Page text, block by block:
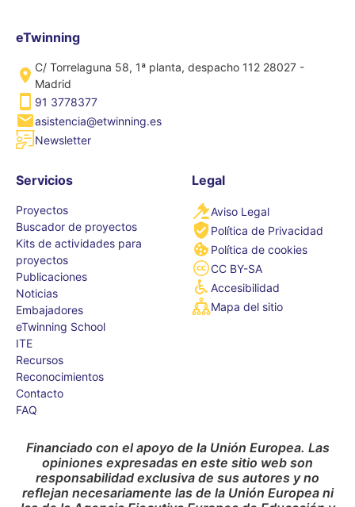
eTwinning
C/ Torrelaguna 58, 1ª planta, despacho 112 28027 -
Madrid
91 3778377
asistencia@etwinning.es
Newsletter
Servicios
Proyectos
Buscador de proyectos
Kits de actividades para
proyectos
Publicaciones
Noticias
Embajadores
eTwinning School
ITE
Recursos
Reconocimientos
Contacto
FAQ
Legal
Aviso Legal
Política de Privacidad
Política de cookies
CC BY-SA
Accesibilidad
Mapa del sitio
Financiado con el apoyo de la Unión Europea. Las
opiniones expresadas en este sitio web son
responsabilidad exclusiva de sus autores y no
reflejan necesariamente las de la Unión Europea ni